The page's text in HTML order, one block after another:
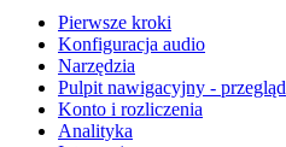
Pierwsze kroki
Konfiguracja audio
Narzędzia
Pulpit nawigacyjny - przegląd
Konto i rozliczenia
Analityka